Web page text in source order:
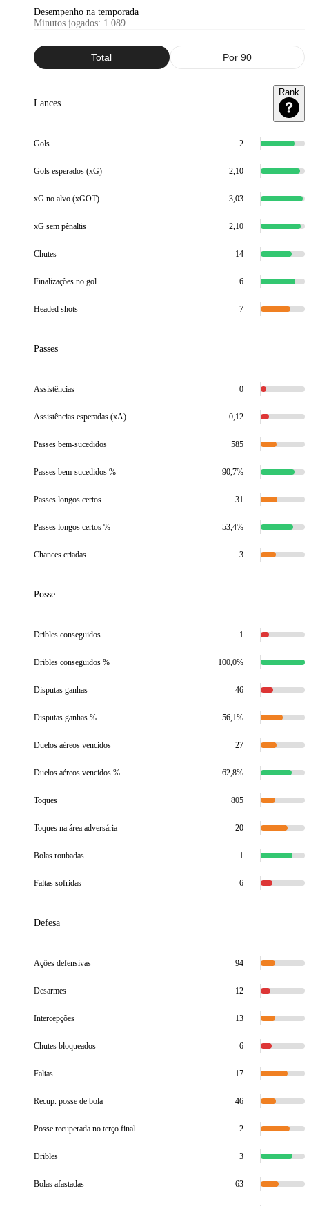
Desempenho na temporada
Minutos jogados: 1.089
Total Por 90
Lances
Rank
Gols 2
Gols esperados (xG) 2,10
xG no alvo (xGOT) 3,03
xG sem pênaltis 2,10
Chutes 14
Finalizações no gol 6
Headed shots 7
Passes
Assistências 0
Assistências esperadas (xA) 0,12
Passes bem-sucedidos 585
Passes bem-sucedidos % 90,7%
Passes longos certos 31
Passes longos certos % 53,4%
Chances criadas 3
Posse
Dribles conseguidos 1
Dribles conseguidos % 100,0%
Disputas ganhas 46
Disputas ganhas % 56,1%
Duelos aéreos vencidos 27
Duelos aéreos vencidos % 62,8%
Toques 805
Toques na área adversária 20
Bolas roubadas 1
Faltas sofridas 6
Defesa
Ações defensivas 94
Desarmes 12
Intercepções 13
Chutes bloqueados 6
Faltas 17
Recup. posse de bola 46
Posse recuperada no terço final 2
Dribles 3
Bolas afastadas 63